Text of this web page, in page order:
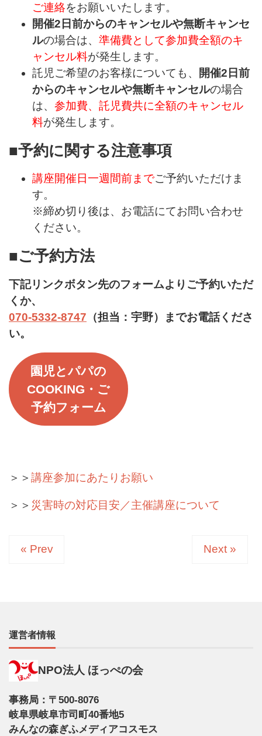
ご連絡をお願いいたします。
開催2日前からのキャンセルや無断キャンセ
ルの場合は、 準備費として参加費全額のキ
ャンセル料が発生します。
託児ご希望のお客様についても、
開催2日前
からのキャンセルや無断キャンセルの場合
は、 参加費、託児費共に全額のキャンセル
料が発生します。
■予約に関する注意事項
講座開催日一週間前までご予約いただけま
す。
※締め切り後は、お電話にてお問い合わせ
ください。
■ご予約方法
下記リンクボタン先のフォームよりご予約いただ
くか、
070-5332-8747 （担当：宇野）までお電話くださ
い。
園児とパパの
COOKING・ご
予約フォーム
＞＞ 講座参加にあたりお願い
＞＞ 災害時の対応目安／主催講座について
« Prev Next »
運営者情報
NPO法人 ほっぺの会
事務局：〒500-8076
岐阜県岐阜市司町40番地5
みんなの森ぎふメディアコスモス